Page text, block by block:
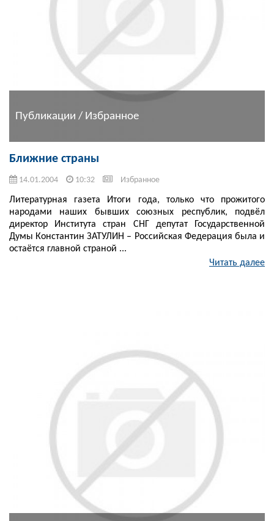
Публикации / Избранное
Ближние страны
14.01.2004 10:32 Избранное
Литературная газета Итоги года, только что прожитого
народами наших бывших союзных республик, подвёл
директор Института стран СНГ депутат Государственной
Думы Константин ЗАТУЛИН – Российская Федерация была и
остаётся главной страной ...
Читать далее